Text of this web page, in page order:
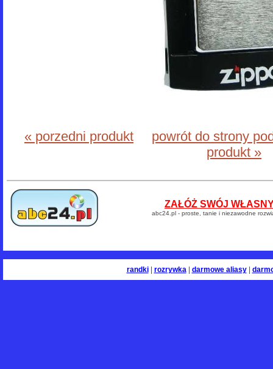
« porzedni produkt
powrót do strony
produkt »
ZAŁÓŻ SWÓJ
abc24.pl - proste, tanie i niezawodne
randki| rozrywka| darmowe aliasy|